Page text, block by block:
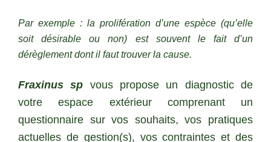
Par exemple : la prolifération d’une espèce (qu’elle
soit désirable ou non) est souvent le fait d’un
dérèglement dont il faut trouver la cause.
Fraxinus sp vous propose un diagnostic de
votre espace extérieur comprenant un
questionnaire sur vos souhaits, vos pratiques
actuelles de gestion(s), vos contraintes et des